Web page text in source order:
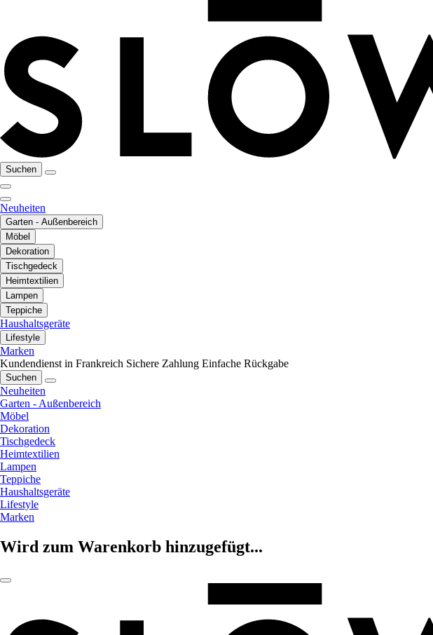
Suchen
Neuheiten
Garten - Außenbereich
Möbel
Dekoration
Tischgedeck
Heimtextilien
Lampen
Teppiche
Haushaltsgeräte
Lifestyle
Marken
Kundendienst in Frankreich Sichere Zahlung Einfache Rückgabe
Suchen
Neuheiten
Garten - Außenbereich
Möbel
Dekoration
Tischgedeck
Heimtextilien
Lampen
Teppiche
Haushaltsgeräte
Lifestyle
Marken
Wird zum Warenkorb hinzugefügt...